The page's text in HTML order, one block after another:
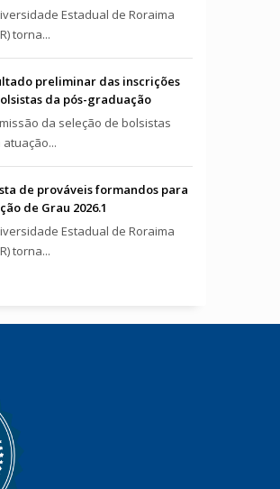
Estadual de Roraima
torna...
preliminar das inscrições
da pós-graduação
da seleção de bolsistas
de prováveis formandos para
de Grau 2026.1
Estadual de Roraima
torna...